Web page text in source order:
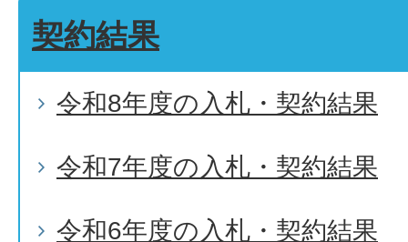
契約結果
令和8年度の入札・契約結果
令和7年度の入札・契約結果
令和6年度の入札・契約結果